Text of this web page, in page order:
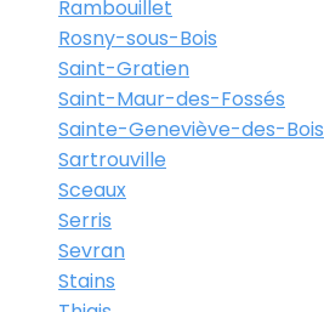
Rambouillet
Rosny-sous-Bois
Saint-Gratien
Saint-Maur-des-Fossés
Sainte-Geneviève-des-Bois
Sartrouville
Sceaux
Serris
Sevran
Stains